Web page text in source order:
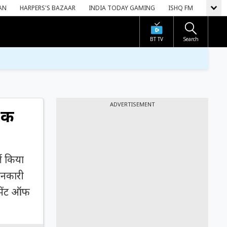
HARPERS'S BAZAAR INDIA TODAY GAMING ISHQ FM
BT TV Search
किया
ऑफ
ADVERTISEMENT